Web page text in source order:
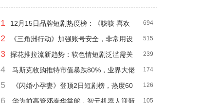
694
1
12月15日品牌短剧热度榜：《咳咳 喜欢
藏不住了》再夺冠
515
2
《三角洲行动》加强账号安全，非常用设
备登录需验证
239
3
探花推拉流新趋势：软色情短剧泛滥需关
注！
174
4
马斯克收购推特市值暴跌80%，业界大佬
直呼“天才之惑”
126
5
《闪婚小孕妻》登顶2日短剧榜，热度60
10万，你追了吗？
105
6
华为前高管邓泰华掌舵，智元机器人迎新